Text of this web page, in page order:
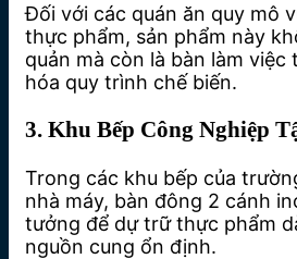
Đối với các quán ăn quy mô
thực phẩm, sản phẩm này
quản mà còn là bàn làm việc
hóa quy trình chế biến.
3. Khu Bếp Công Nghiệp
Trong các khu bếp của
nhà máy, bàn đông 2 cánh
tưởng để dự trữ thực phẩm
nguồn cung ổn định.